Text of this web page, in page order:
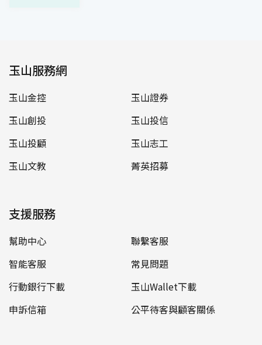
玉山服務網
玉山金控
玉山證券
玉山創投
玉山投信
玉山投顧
玉山志工
玉山文教
菁英招募
支援服務
幫助中心
聯繫客服
智能客服
常見問題
行動銀行下載
玉山Wallet下載
申訴信箱
公平待客與顧客關係